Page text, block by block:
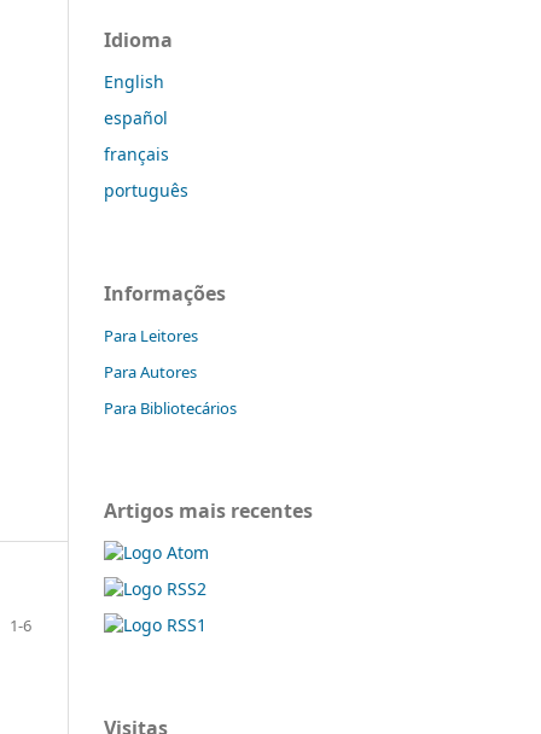
1-6
Idioma
English
español
français
português
Informações
Para Leitores
Para Autores
Para Bibliotecários
Artigos mais recentes
Visitas